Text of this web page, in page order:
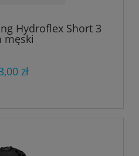
Hydroflex Short 3
męski
zł